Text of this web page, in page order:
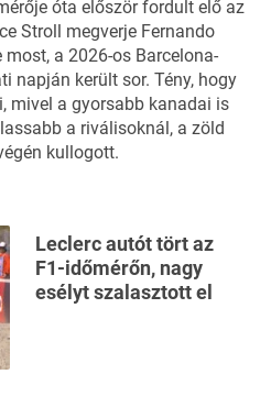
óta először fordult elő az
Stroll megverje Fernando
most, a 2026-os Barcelona-
napján került sor. Tény, hogy
mivel a gyorsabb kanadai is
a riválisoknál, a zöld
kullogott.
Leclerc autót tört az
F1-időmérőn, nagy
esélyt szalasztott el